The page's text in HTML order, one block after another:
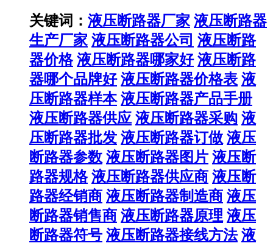
关键词： 液压断路器厂家 液压断路器
生产厂家 液压断路器公司 液压断路
器价格 液压断路器哪家好 液压断路
器哪个品牌好 液压断路器价格表 液
压断路器样本 液压断路器产品手册
液压断路器供应 液压断路器采购 液
压断路器批发 液压断路器订做 液压
断路器参数 液压断路器图片 液压断
路器规格 液压断路器供应商 液压断
路器经销商 液压断路器制造商 液压
断路器销售商 液压断路器原理 液压
断路器符号 液压断路器接线方法 液